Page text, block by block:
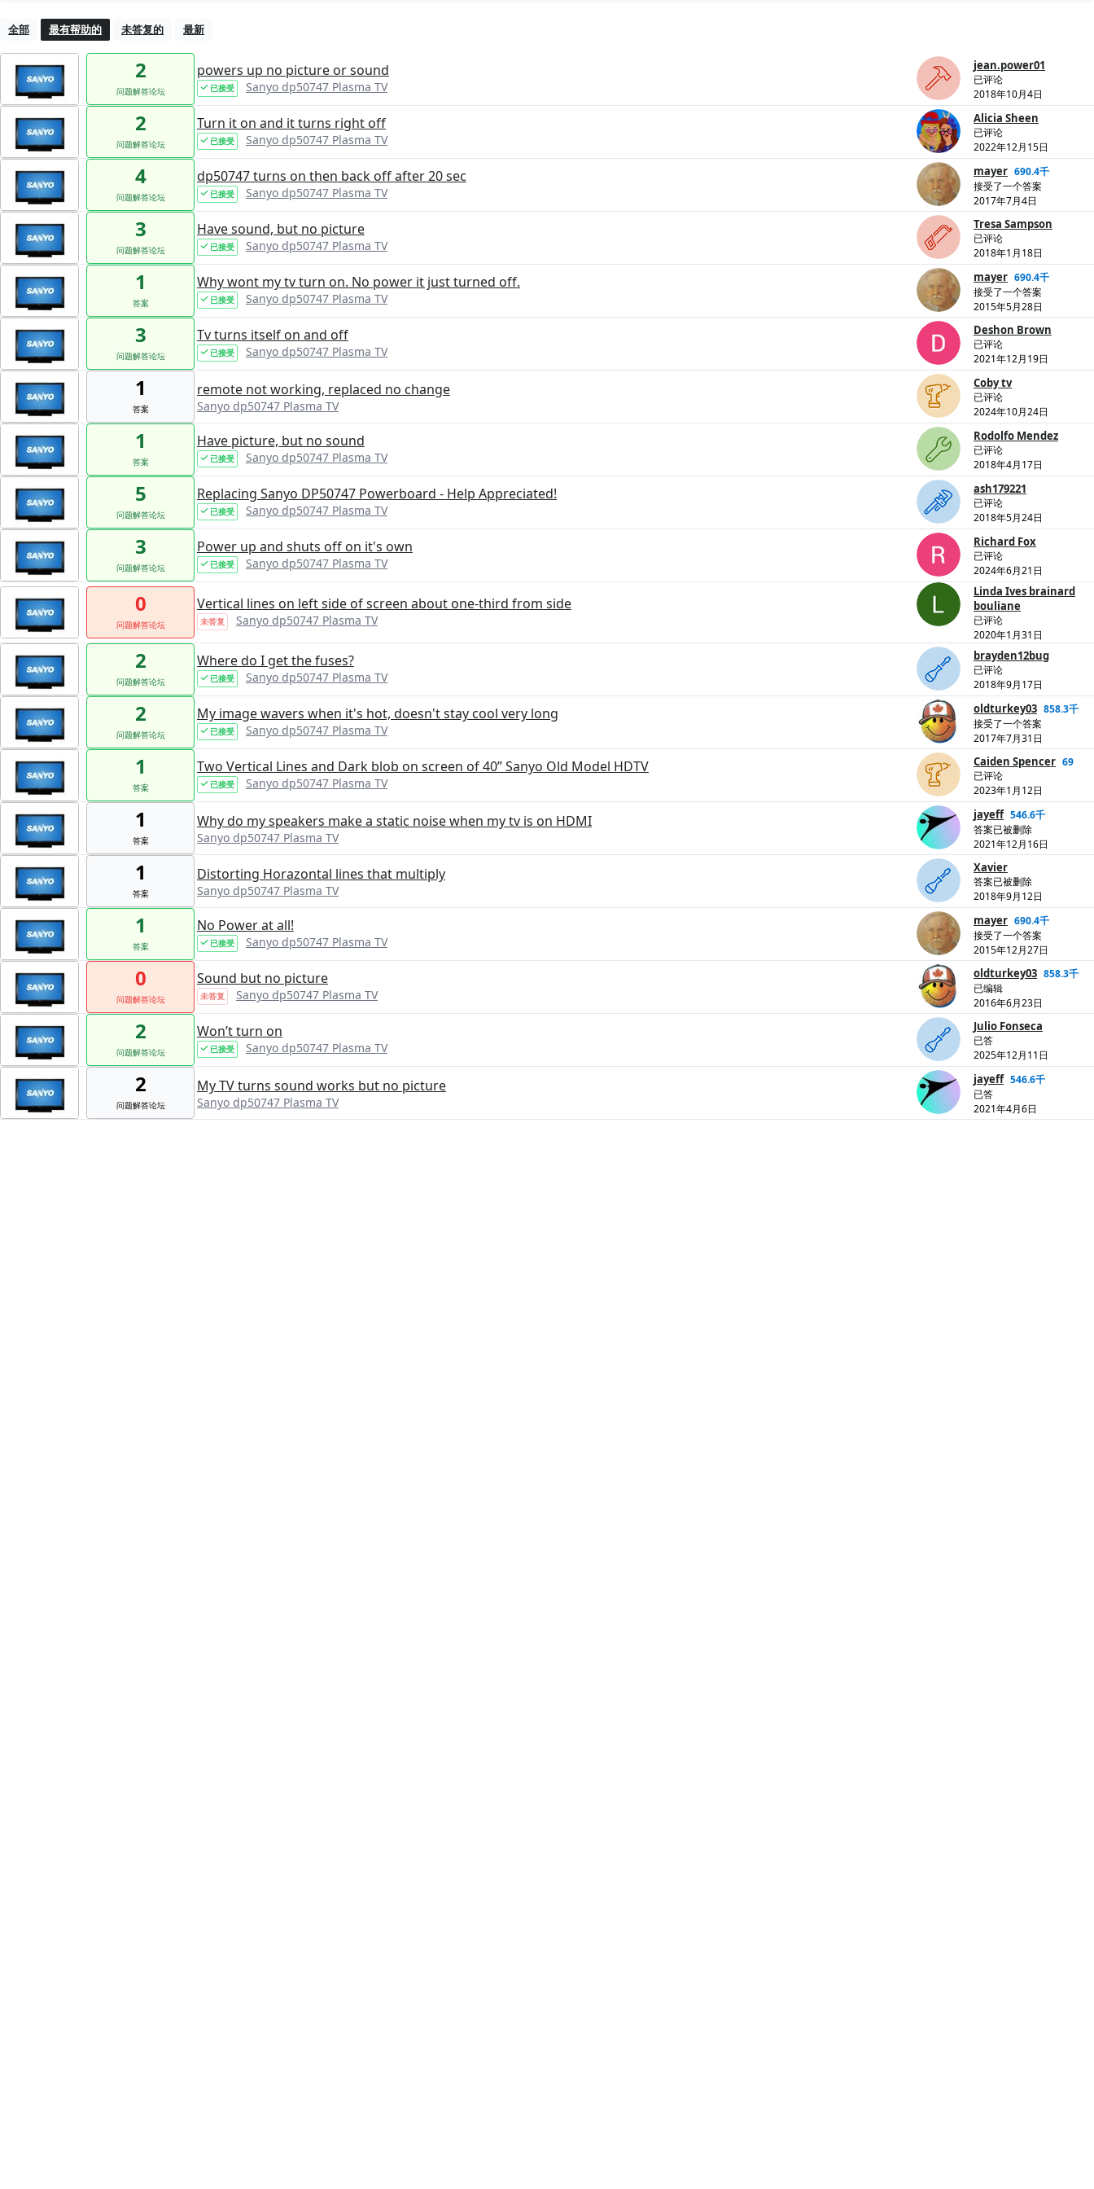
全部 最有帮助的 未答复的 最新
2
问题解答论坛
powers up no picture or sound
已接受 Sanyo dp50747 Plasma TV
jean.power01
已评论
2018年10月4日
2
问题解答论坛
Turn it on and it turns right off
已接受 Sanyo dp50747 Plasma TV
Alicia Sheen
已评论
2022年12月15日
4
问题解答论坛
dp50747 turns on then back off after 20 sec
已接受 Sanyo dp50747 Plasma TV
mayer 690.4千
接受了一个答案
2017年7月4日
3
问题解答论坛
Have sound, but no picture
已接受 Sanyo dp50747 Plasma TV
Tresa Sampson
已评论
2018年1月18日
1
答案
Why wont my tv turn on. No power it just turned off.
已接受 Sanyo dp50747 Plasma TV
mayer 690.4千
接受了一个答案
2015年5月28日
3
问题解答论坛
Tv turns itself on and off
已接受 Sanyo dp50747 Plasma TV
Deshon Brown
已评论
2021年12月19日
1
答案
remote not working, replaced no change
Sanyo dp50747 Plasma TV
Coby tv
已评论
2024年10月24日
1
答案
Have picture, but no sound
已接受 Sanyo dp50747 Plasma TV
Rodolfo Mendez
已评论
2018年4月17日
5
问题解答论坛
Replacing Sanyo DP50747 Powerboard - Help Appreciated!
已接受 Sanyo dp50747 Plasma TV
ash179221
已评论
2018年5月24日
3
问题解答论坛
Power up and shuts off on it's own
已接受 Sanyo dp50747 Plasma TV
Richard Fox
已评论
2024年6月21日
0
问题解答论坛
Vertical lines on left side of screen about one-third from side
未答复 Sanyo dp50747 Plasma TV
Linda Ives brainard
bouliane
已评论
2020年1月31日
2
问题解答论坛
Where do I get the fuses?
已接受 Sanyo dp50747 Plasma TV
brayden12bug
已评论
2018年9月17日
2
问题解答论坛
My image wavers when it's hot, doesn't stay cool very long
已接受 Sanyo dp50747 Plasma TV
oldturkey03 858.3千
接受了一个答案
2017年7月31日
1
答案
Two Vertical Lines and Dark blob on screen of 40” Sanyo Old Model HDTV
已接受 Sanyo dp50747 Plasma TV
Caiden Spencer 69
已评论
2023年1月12日
1
答案
Why do my speakers make a static noise when my tv is on HDMI
Sanyo dp50747 Plasma TV
jayeff 546.6千
答案已被删除
2021年12月16日
1
答案
Distorting Horazontal lines that multiply
Sanyo dp50747 Plasma TV
Xavier
答案已被删除
2018年9月12日
1
答案
No Power at all!
已接受 Sanyo dp50747 Plasma TV
mayer 690.4千
接受了一个答案
2015年12月27日
0
问题解答论坛
Sound but no picture
未答复 Sanyo dp50747 Plasma TV
oldturkey03 858.3千
已编辑
2016年6月23日
2
问题解答论坛
Won’t turn on
已接受 Sanyo dp50747 Plasma TV
Julio Fonseca
已答
2025年12月11日
2
问题解答论坛
My TV turns sound works but no picture
Sanyo dp50747 Plasma TV
jayeff 546.6千
已答
2021年4月6日